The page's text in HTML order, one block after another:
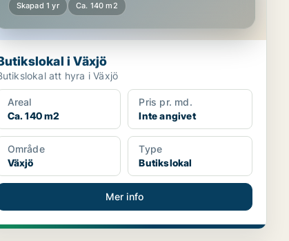
Skapad 1 yr Ca. 140 m2
i Växjö
att hyra i Växjö
Areal
Ca. 140 m2
Pris pr. md.
Inte angivet
Område
Växjö
Type
Butikslokal
Mer info